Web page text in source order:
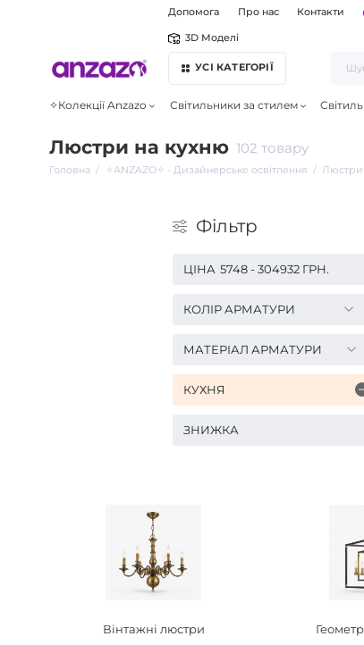
Допомога Про нас Контакти
3D Моделі
УСІ КАТЕГОРІЇ
✧Колекції Anzazo Світильники за стилем
Люстри на кухню 102 товару
Головна ✧ANZAZO✧ - Дизайнерське освітлення Люстри
Фiльтр
5748-304932 ГРН.
ЦІНА
КОЛІР АРМАТУРИ
МАТЕРІАЛ АРМАТУРИ
КУХНЯ
ЗНИЖКА
Вінтажні люстри